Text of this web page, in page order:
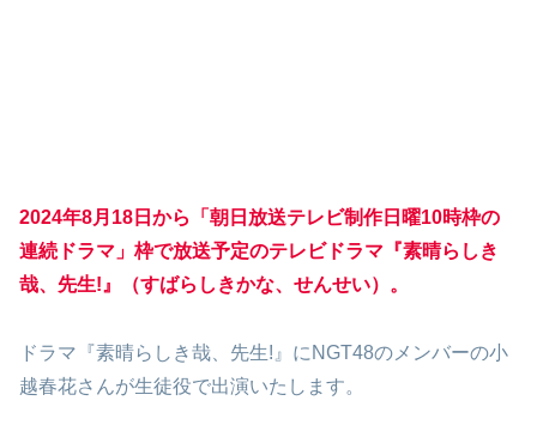
2024年8月18日から「朝日放送テレビ制作日曜10時枠の
連続ドラマ」枠で放送予定のテレビドラマ『素晴らしき
哉、先生!』（すばらしきかな、せんせい）。
ドラマ『素晴らしき哉、先生!』にNGT48のメンバーの小
越春花さんが生徒役で出演いたします。